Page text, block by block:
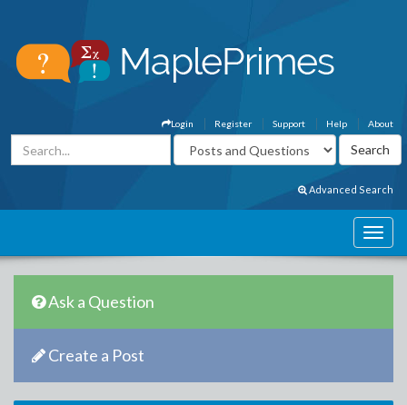
About
Help
Support
Register
Login
Advanced Search
Ask a Question
Create a Post